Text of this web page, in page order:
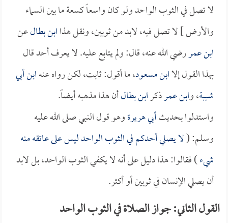
لا تصل في الثوب الواحد ولو كان واسعاً كسعة ما بين السماء
والأرض ] لا تصل فيه، لابد من ثوبين، ونقل هذاابن بطالعن
ابن عمررضي الله عنه، قال: ولم يتابع عليه. لا يعرف أحد قال
بهذا القول إلاابن مسعود، ما أقول: ثابت، لكن رواه عنهابن أبي
شيبة، وابن عمرذكرابن بطالأن هذا مذهبه أيضاً.
واستدلوا بحديثأبي هريرةوهو قول النبي صلى الله عليه
وسلم: (لا يصلي أحدكم في الثوب الواحد ليس على عاتقه منه
شيء) فقالوا: هذا دليل على أنه لا يكفي الثوب الواحد، بل لابد
أن يصلي الإنسان في ثوبين أو أكثر.
القول الثاني: جواز الصلاة في الثوب الواحد